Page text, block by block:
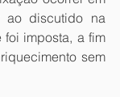
ao discutido na
imposta, a fim
sem